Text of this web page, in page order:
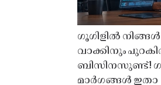
ഗൂഗിളിൽ
വാക്കിനും
ബിസിനസുണ്ട്!
മാർഗങ്ങൾ ഇതാ